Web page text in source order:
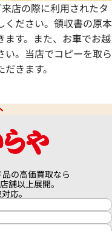
店の際に利用されたタ
ください。領収書の原本
ます。また、お車でお越
い。当店でコピーを取ら
きます。
の高価買取なら
舗以上展開。
応。